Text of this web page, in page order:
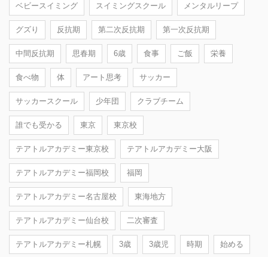
ベビースイミング スイミングスクール メンタルリープ
グズり 反抗期 第二次反抗期 第一次反抗期
中間反抗期 思春期 6歳 食事 ご飯 栄養
食べ物 体 アート思考 サッカー
サッカースクール 少年団 クラブチーム
誰でも受かる 東京 東京校
テアトルアカデミー東京校 テアトルアカデミー大阪
テアトルアカデミー福岡校 福岡
テアトルアカデミー名古屋校 東海地方
テアトルアカデミー仙台校 二次審査
テアトルアカデミー札幌 3歳 3歳児 時期 始める